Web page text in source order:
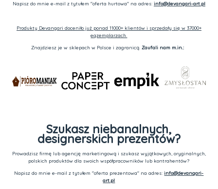
Napisz do mnie e-mail z tytułem "oferta hurtowa" na adres: info@devangari-art.pl
Produkty Devangari doceniło już ponad 11000+ klientów i sprzedały się w 37000+
egzemplarzach.
Znajdziesz je w sklepach w Polsce i zagranicą. Zaufali nam m.in.:
Szukasz niebanalnych,
designerskich prezentów?
Prowadzisz firmę lub agencję marketingową i szukasz wyjątkowych, oryginalnych,
polskich produktów dla swoich współpracowników lub kontrahentów?
Napisz do mnie e-mail z tytułem "oferta prezentowa" na adres:info@devangari-
art.pl